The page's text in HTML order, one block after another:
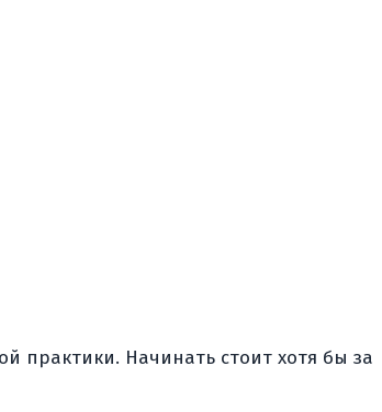
практики. Начинать стоит хотя бы за